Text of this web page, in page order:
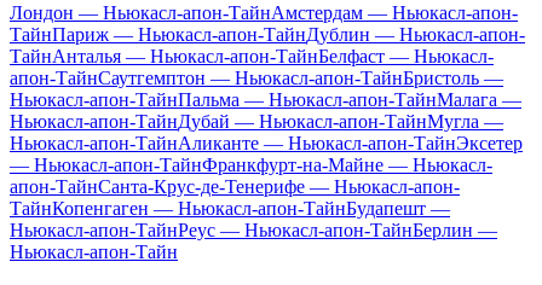
Лондон — Ньюкасл-апон-ТайнАмстердам — Ньюкасл-апон-
ТайнПариж — Ньюкасл-апон-ТайнДублин — Ньюкасл-апон-
ТайнАнталья — Ньюкасл-апон-ТайнБелфаст — Ньюкасл-
апон-ТайнСаутгемптон — Ньюкасл-апон-ТайнБристоль —
Ньюкасл-апон-ТайнПальма — Ньюкасл-апон-ТайнМалага —
Ньюкасл-апон-ТайнДубай — Ньюкасл-апон-ТайнМугла —
Ньюкасл-апон-ТайнАликанте — Ньюкасл-апон-ТайнЭксетер
— Ньюкасл-апон-ТайнФранкфурт-на-Майне — Ньюкасл-
апон-ТайнСанта-Крус-де-Тенерифе — Ньюкасл-апон-
ТайнКопенгаген — Ньюкасл-апон-ТайнБудапешт —
Ньюкасл-апон-ТайнРеус — Ньюкасл-апон-ТайнБерлин —
Ньюкасл-апон-Тайн